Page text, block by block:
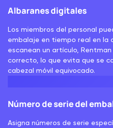
Albaranes digitales
Los miembros del personal
embalaje en tiempo real en la
escanean un artículo,
correcto, lo que evita que se
cabezal móvil equivocado.
Número de serie del
Asigna números de serie